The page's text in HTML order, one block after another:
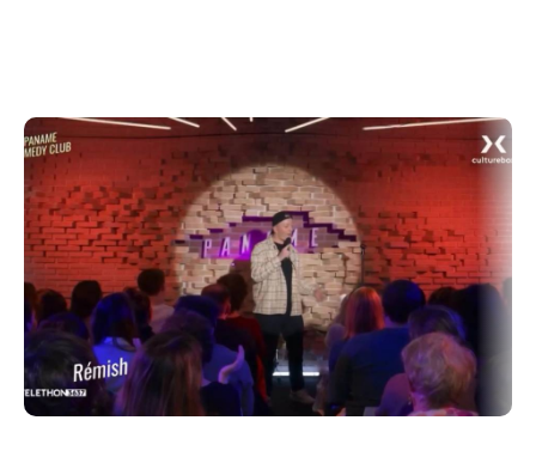
› Au programme :
Une heure de rire assurée par ces 3 humoristes aux
styles variés, mêlant blagues, improvisation et
partage d'anecdotes.
› Focus sur chacun des protagonistes (attention, ils
se vendent un peu) :
Antoine Sentenac cumule plus de 30 000
abonnés sur Instagram. Tu l’as vu récemment